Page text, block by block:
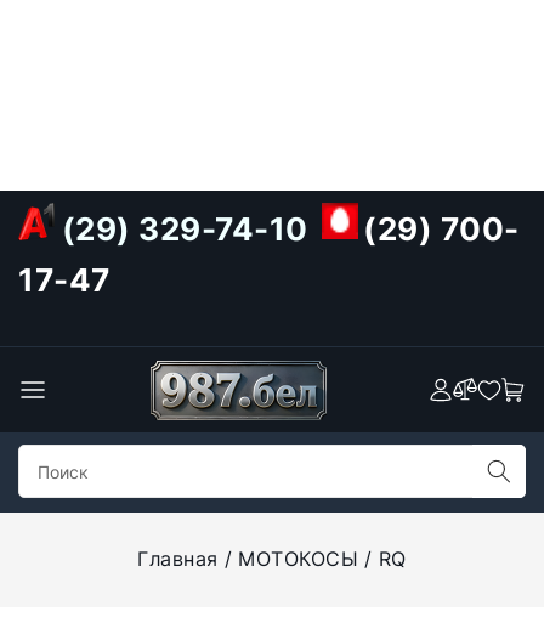
(29) 329-74-10
(29) 700-
17-47
Главная МОТОКОСЫ RQ